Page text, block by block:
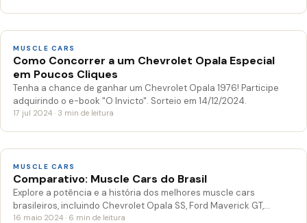
MUSCLE CARS
Como Concorrer a um Chevrolet Opala Especial
em Poucos Cliques
Tenha a chance de ganhar um Chevrolet Opala 1976! Participe
adquirindo o e-book "O Invicto". Sorteio em 14/12/2024.
17 jul 2024 · 3 min de leitura
MUSCLE CARS
Comparativo: Muscle Cars do Brasil
Explore a potência e a história dos melhores muscle cars
brasileiros, incluindo Chevrolet Opala SS, Ford Maverick GT,…
16 maio 2024 · 6 min de leitura